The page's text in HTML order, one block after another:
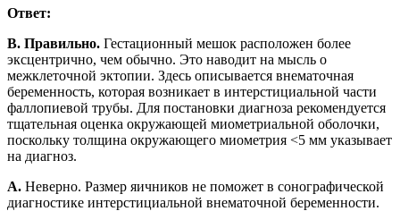
Ответ:
B. Правильно. Гестационный мешок расположен более
эксцентрично, чем обычно. Это наводит на мысль о
межклеточной эктопии. Здесь описывается внематочная
беременность, которая возникает в интерстициальной части
фаллопиевой трубы. Для постановки диагноза рекомендуется
тщательная оценка окружающей миометриальной оболочки,
поскольку толщина окружающего миометрия <5 мм указывает
на диагноз.
A. Неверно. Размер яичников не поможет в сонографической
диагностике интерстициальной внематочной беременности.